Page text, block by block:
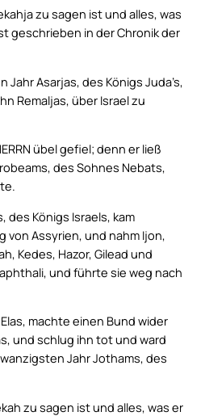
zu sagen ist und alles, was
geschrieben in der Chronik der
Asarjas, des Königs Juda’s,
Remaljas, über Israel zu
übel gefiel; denn er ließ
des Sohnes Nebats,
des Königs Israels, kam
von Assyrien, und nahm Ijon,
Kedes, Hazor, Gilead und
und führte sie weg nach
machte einen Bund wider
und schlug ihn tot und ward
Jahr Jothams, des
zu sagen ist und alles, was er